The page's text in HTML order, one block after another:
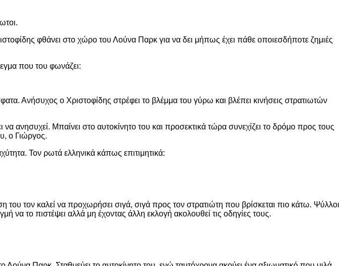
φθάνει στο χώρο του Λούνα Παρκ για να δει μήπως έχει πάθε οποιεσδήποτε ζημιές
που του φωνάζει:
Ανήσυχος ο Χριστοφίδης στρέφει το βλέμμα του γύρω και βλέπει κινήσεις στρατιωτών
ανησυχεί. Μπαίνει στο αυτοκίνητο του και προσεκτικά τώρα συνεχίζει το δρόμο προς τους
ο Γιώργος.
Τον ρωτά ελληνικά κάπως επιτιμητικά:
τον καλεί να προχωρήσει σιγά, σιγά προς τον στρατιώτη που βρίσκεται πιο κάτω. Ψύλλοι
να το πιστέψει αλλά μη έχοντας άλλη εκλογή ακολουθεί τις οδηγίες τους.